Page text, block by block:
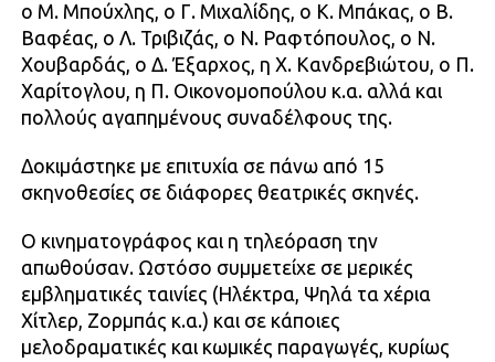
ο Μ. Μπούχλης, ο Γ. Μιχαλίδης, ο Κ. Μπάκας, ο Β.
Βαφέας, ο Λ. Τριβιζάς, ο Ν. Ραφτόπουλος, ο Ν.
Χουβαρδάς, ο Δ. Έξαρχος, η Χ. Κανδρεβιώτου, ο Π.
Χαρίτογλου, η Π. Οικονομοπούλου κ.α. αλλά και
πολλούς αγαπημένους συναδέλφους της.
Δοκιμάστηκε με επιτυχία σε πάνω από 15
σκηνοθεσίες σε διάφορες θεατρικές σκηνές.
Ο κινηματογράφος και η τηλεόραση την
απωθούσαν. Ωστόσο συμμετείχε σε μερικές
εμβληματικές ταινίες (Ηλέκτρα, Ψηλά τα χέρια
Χίτλερ, Ζορμπάς κ.α.) και σε κάποιες
μελοδραματικές και κωμικές παραγωγές, κυρίως